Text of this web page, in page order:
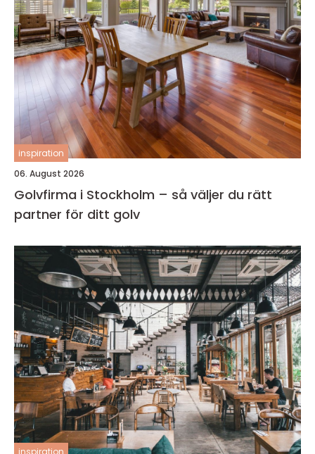
inspiration
06. August 2026
Golvfirma i Stockholm – så väljer du rätt
partner för ditt golv
inspiration